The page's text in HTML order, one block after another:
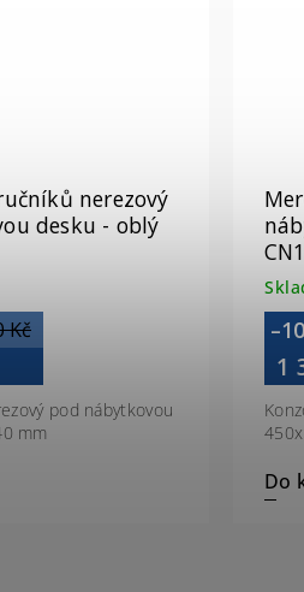
nerezový
desku - oblý
Kč
pod nábytkovou
mm
1
Do